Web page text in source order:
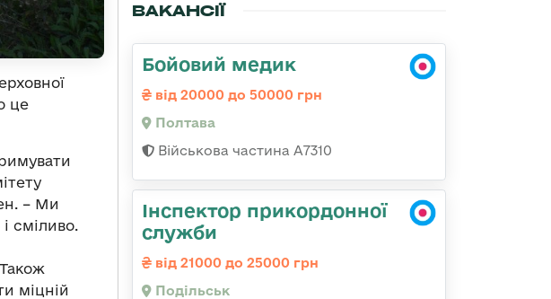
це
– Ми
сміливо.
міцній
ВАКАНСІЇ
Бойовий медик
від 20000 до 50000 грн
Полтава
Військова частина A7310
Інспектор прикордонної
служби
від 21000 до 25000 грн
Подільськ